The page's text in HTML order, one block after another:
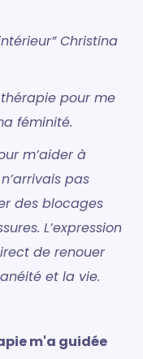
Christina
pour me
féminité.
m’aider à
pas
des blocages
L’expression
de renouer
et la vie.
m'a guidée